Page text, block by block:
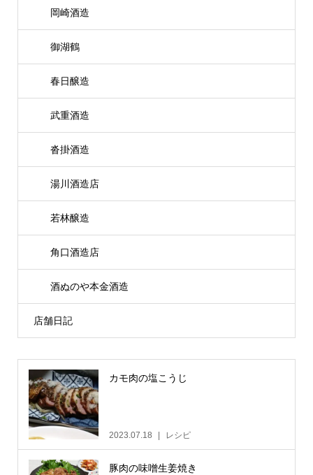
岡崎酒造
御湖鶴
春日醸造
武重酒造
沓掛酒造
湯川酒造店
若林醸造
角口酒造店
酒ぬのや本金酒造
店舗日記
カモ肉の塩こうじ
2023.07.18 レシピ
豚肉の味噌生姜焼き